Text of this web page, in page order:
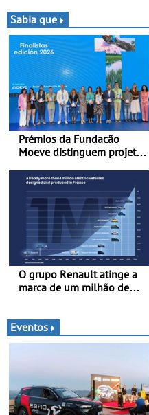
performances da categoria
Sabia que
Prémios da Fundacão
Moeve distinguem projeto
promoção de uma
transição ecológica justa
O grupo Renault atinge a
marca de um milhão de
Eventos